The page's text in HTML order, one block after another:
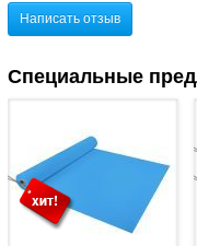
Написать отзыв
Специальные